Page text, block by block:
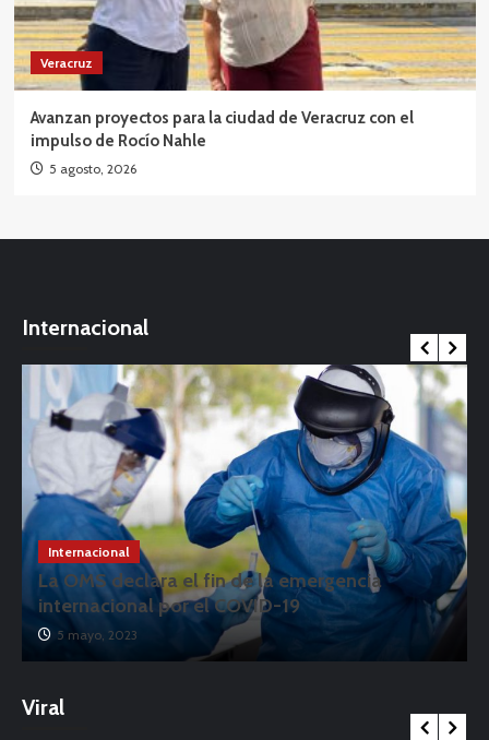
Veracruz
Avanzan proyectos para la ciudad de Veracruz con el
impulso de Rocío Nahle
5 agosto, 2026
Internacional
Internacional
La OMS declara el fin de la emergencia
internacional por el COVID-19
5 mayo, 2023
Viral